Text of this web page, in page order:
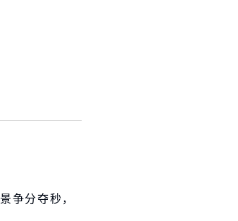
争分夺秒，